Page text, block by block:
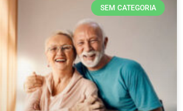
SEM CATEGORIA